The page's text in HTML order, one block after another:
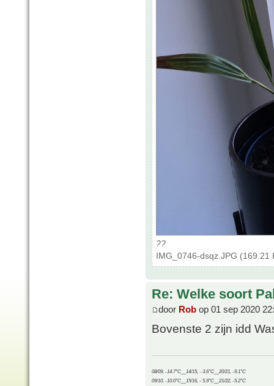
??
IMG_0746-dsqz.JPG (169.21
Re: Welke soort
door Rob op 01 sep 2020
Bovenste 2 zijn idd
08/09, -14.7°C__14/15, - 3.6°C__20/21, -9.1°C
09/10, -10.0°C__15/16, - 5.9°C__21/22, -5.2°C